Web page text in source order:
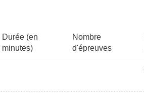
Durée (en
minutes)
Nombre
d'épreuves